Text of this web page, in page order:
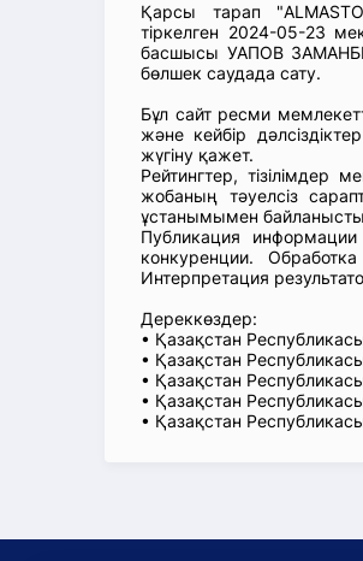
Қарсы тарап
тіркелген 2024-05-23
басшысы УАПОВ
бөлшек саудада сату.
Бұл сайт ресми
және кейбір
жүгіну қажет.
Рейтингтер, тізілімдер
жобаның тәуелсіз
ұстанымымен байланысты
Публикация
конкуренции.
Интерпретация
Дереккөздер:
• Қазақстан
• Қазақстан
• Қазақстан
• Қазақстан
• Қазақстан